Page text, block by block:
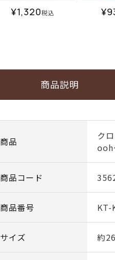
¥1,320税込 ¥
商品説明
商品
ク
ooh
商品コード
商品番号 KT-
サイズ 約